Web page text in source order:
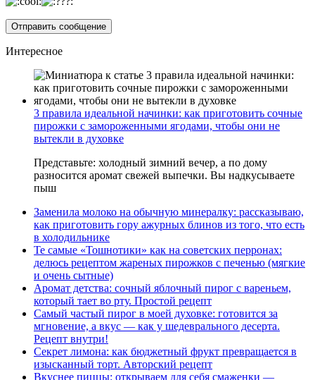
Интересное
3 правила идеальной начинки: как приготовить сочные
пирожки с замороженными ягодами, чтобы они не
вытекли в духовке
Представьте: холодный зимний вечер, а по дому
разносится аромат свежей выпечки. Вы надкусываете
пыш
Заменила молоко на обычную минералку: рассказываю,
как приготовить гору ажурных блинов из того, что есть
в холодильнике
Те самые «Тошнотики» как на советских перронах:
делюсь рецептом жареных пирожков с печенью (мягкие
и очень сытные)
Аромат детства: сочный яблочный пирог с вареньем,
который тает во рту. Простой рецепт
Самый частый пирог в моей духовке: готовится за
мгновение, а вкус — как у шедеврального десерта.
Рецепт внутри!
Секрет лимона: как бюджетный фрукт превращается в
изысканный торт. Авторский рецепт
Вкуснее пиццы: открываем для себя смаженки —